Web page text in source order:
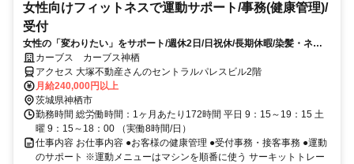
女性向けフィットネスで運動サポート/事務(健康管理)/
受付
女性の「変わりたい」をサポート/週休2日/日祝休/長期休暇/染髪・ネイ
ルOK※規定内
カーブス カーブス神栖
アクセス 大塚不動産さんのセントラルパレスビル2階
月給240,000円以上
茨城県神栖市
勤務時間 総労働時間：1ヶ月あたり172時間 平日 9：15～19：15 土
曜 9：15～18：00 （実働8時間/日）
仕事内容 お仕事内容 ●お客様の健康管理 ●受付事務・接客事務 ●運動
のサポート ※運動メニューはマシンを順番に使う サーキットトレー